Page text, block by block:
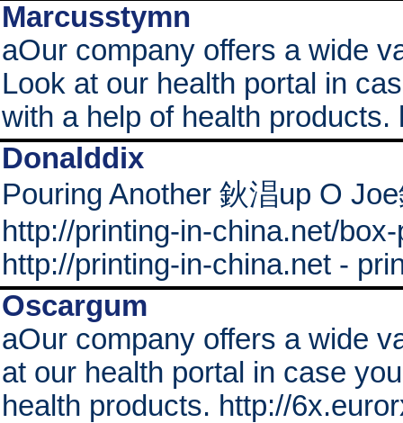
Marcusstymn
aOur company offers a wide
Look at our health portal in
with a help of health
Donalddix
Pouring Another 鈥淐up O
http://printing-in-china.net/
http://printing-in-china.net -
Oscargum
aOur company offers a wide
at our health portal in case
health products. http://